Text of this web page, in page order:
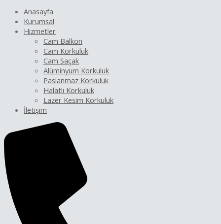
Anasayfa
Kurumsal
Hizmetler
Cam Balkon
Cam Korkuluk
Cam Saçak
Alüminyum Korkuluk
Paslanmaz Korkuluk
Halatlı Korkuluk
Lazer Kesim Korkuluk
İletişim